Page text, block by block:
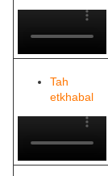
Tah
etkhabal